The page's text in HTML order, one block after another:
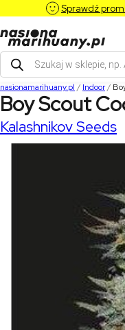
Sprawdź
Wyszukiwarka
produktów
nasionamarihuany.pl / Indoor/
Boy Scout
Kalashnikov Seeds